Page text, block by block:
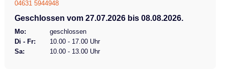
04631 5944948
Geschlossen vom 27.07.2026 bis 08.08.2026.
Mo:
geschlossen
Di - Fr:
10.00 - 17.00 Uhr
Sa:
10.00 - 13.00 Uhr